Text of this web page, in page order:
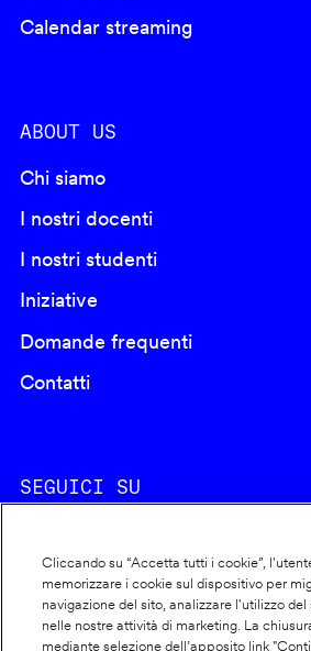
Calendar streaming
ABOUT US
Chi siamo
I nostri docenti
I nostri studenti
Iniziative
Domande frequenti
Contatti
SEGUICI SU
Cookie policy
Cliccando su “Accetta tutti i cookie”,
memorizzare i cookie sul dispositivo per
navigazione del sito, analizzare l'utilizzo del
nelle nostre attività di marketing. La
mediante selezione dell’apposito link